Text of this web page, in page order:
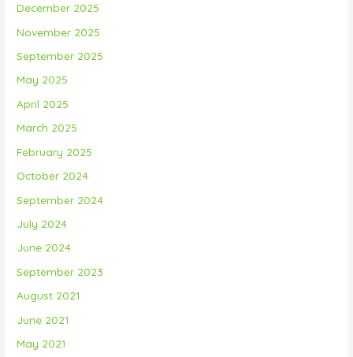
December 2025
November 2025
September 2025
May 2025
April 2025
March 2025
February 2025
October 2024
September 2024
July 2024
June 2024
September 2023
August 2021
June 2021
May 2021